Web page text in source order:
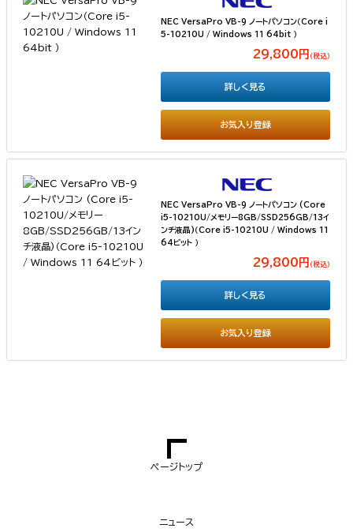
NEC VersaPro VB-9 ノートパソコン（Core i
5-10210U / Windows 11 64bit ）
29,800円 （税込）
お気入り登録
詳しく見る
NEC VersaPro VB-9 ノートパソコン (Core
i5-10210U/メモリー8GB/SSD256GB/13イ
ンチ液晶)（Core i5-10210U / Windows 11
64ビット ）
29,800円 （税込）
お気入り登録
詳しく見る
ページトップ
ニュース